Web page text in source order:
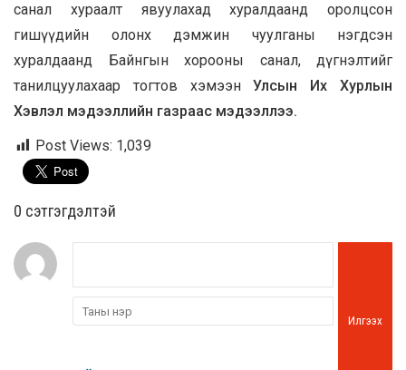
санал хураалт явуулахад хуралдаанд оролцсон
гишүүдийн олонх дэмжин чуулганы нэгдсэн
хуралдаанд Байнгын хорооны санал, дүгнэлтийг
танилцуулахаар тогтов хэмээнУлсын Их Хурлын
Хэвлэл мэдээллийн газраас мэдээллээ.
Post Views: 1,039
0 cэтгэгдэлтэй
Илгээх